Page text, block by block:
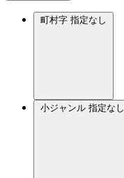
町村字 指定なし
小ジャンル 指定なし